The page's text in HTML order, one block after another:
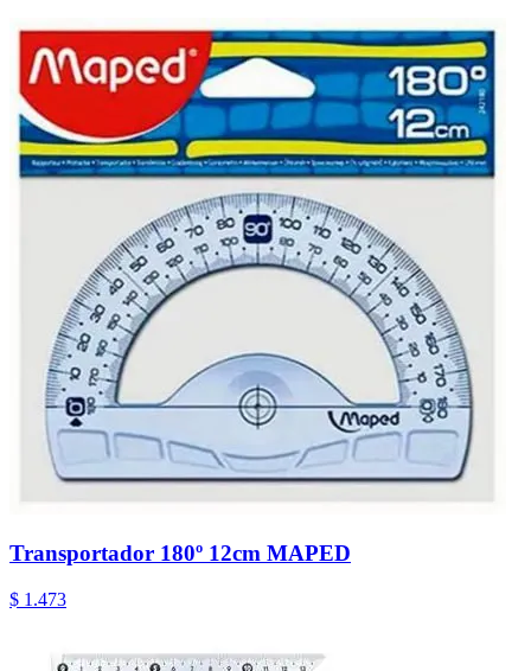
Transportador 180º 12cm MAPED
$ 1.473